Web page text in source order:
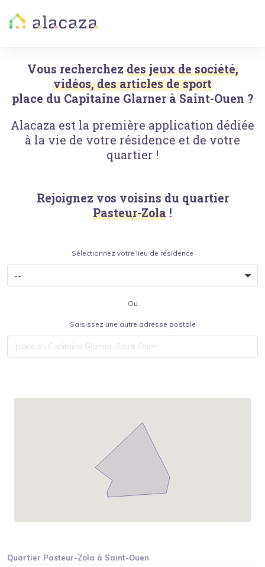
Vous recherchez des jeux de société,
vidéos, des articles de sport
place du Capitaine Glarner à Saint-Ouen ?
Alacaza est la première application dédiée
à la vie de votre résidence et de votre
quartier !
Rejoignez vos voisins du quartier
Pasteur-Zola !
Sélectionnez votre lieu de résidence
Ou
Saisissez une autre adresse postale
Quartier Pasteur-Zola à Saint-Ouen